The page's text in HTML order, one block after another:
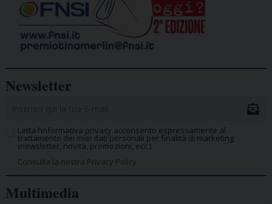
Newsletter
Letta l’informativa privacy acconsento espressamente al
trattamento dei miei dati personali per finalità di marketing
(newsletter, novità, promozioni, ecc.).
Consulta la nostra Privacy Policy.
Multimedia